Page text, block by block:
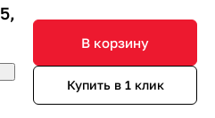
В корзину
Купить в 1 клик